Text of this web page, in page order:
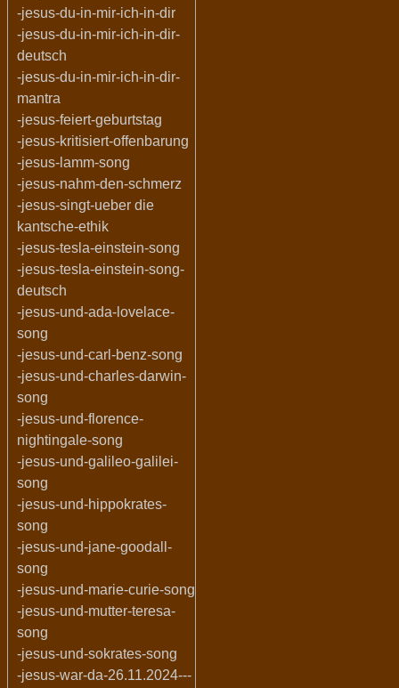
-jesus-du-in-mir-ich-in-dir
-jesus-du-in-mir-ich-in-dir-
deutsch
-jesus-du-in-mir-ich-in-dir-
mantra
-jesus-feiert-geburtstag
-jesus-kritisiert-offenbarung
-jesus-lamm-song
-jesus-nahm-den-schmerz
-jesus-singt-ueber die
kantsche-ethik
-jesus-tesla-einstein-song
-jesus-tesla-einstein-song-
deutsch
-jesus-und-ada-lovelace-
song
-jesus-und-carl-benz-song
-jesus-und-charles-darwin-
song
-jesus-und-florence-
nightingale-song
-jesus-und-galileo-galilei-
song
-jesus-und-hippokrates-
song
-jesus-und-jane-goodall-
song
-jesus-und-marie-curie-song
-jesus-und-mutter-teresa-
song
-jesus-und-sokrates-song
-jesus-war-da-26.11.2024---